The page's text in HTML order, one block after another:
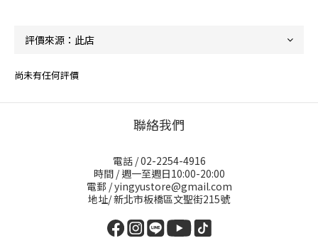
尚未有任何評價
聯絡我們
電話 / 02-2254-4916
時間 / 週一至週日10:00-20:00
電郵 / yingyustore@gmail.com
地址/ 新北市板橋區文聖街215號